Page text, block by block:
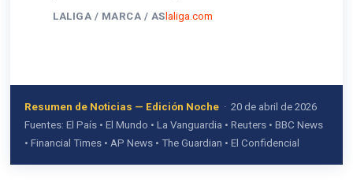
LALIGA / MARCA / AS laliga.com
Resumen de Noticias — Edición Noche · 20 de abril de 2026
Fuentes: El País • El Mundo • La Vanguardia • Reuters • BBC News
• Financial Times • AP News • The Guardian • El Confidencial